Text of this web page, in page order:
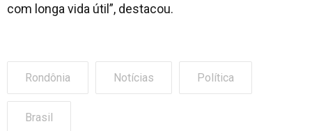
com longa vida útil”, destacou.
Rondônia Notícias Política
Brasil